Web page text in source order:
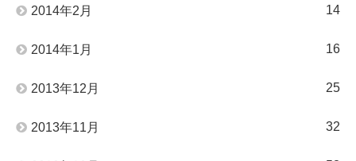
2014年2月 14
2014年1月 16
2013年12月 25
2013年11月 32